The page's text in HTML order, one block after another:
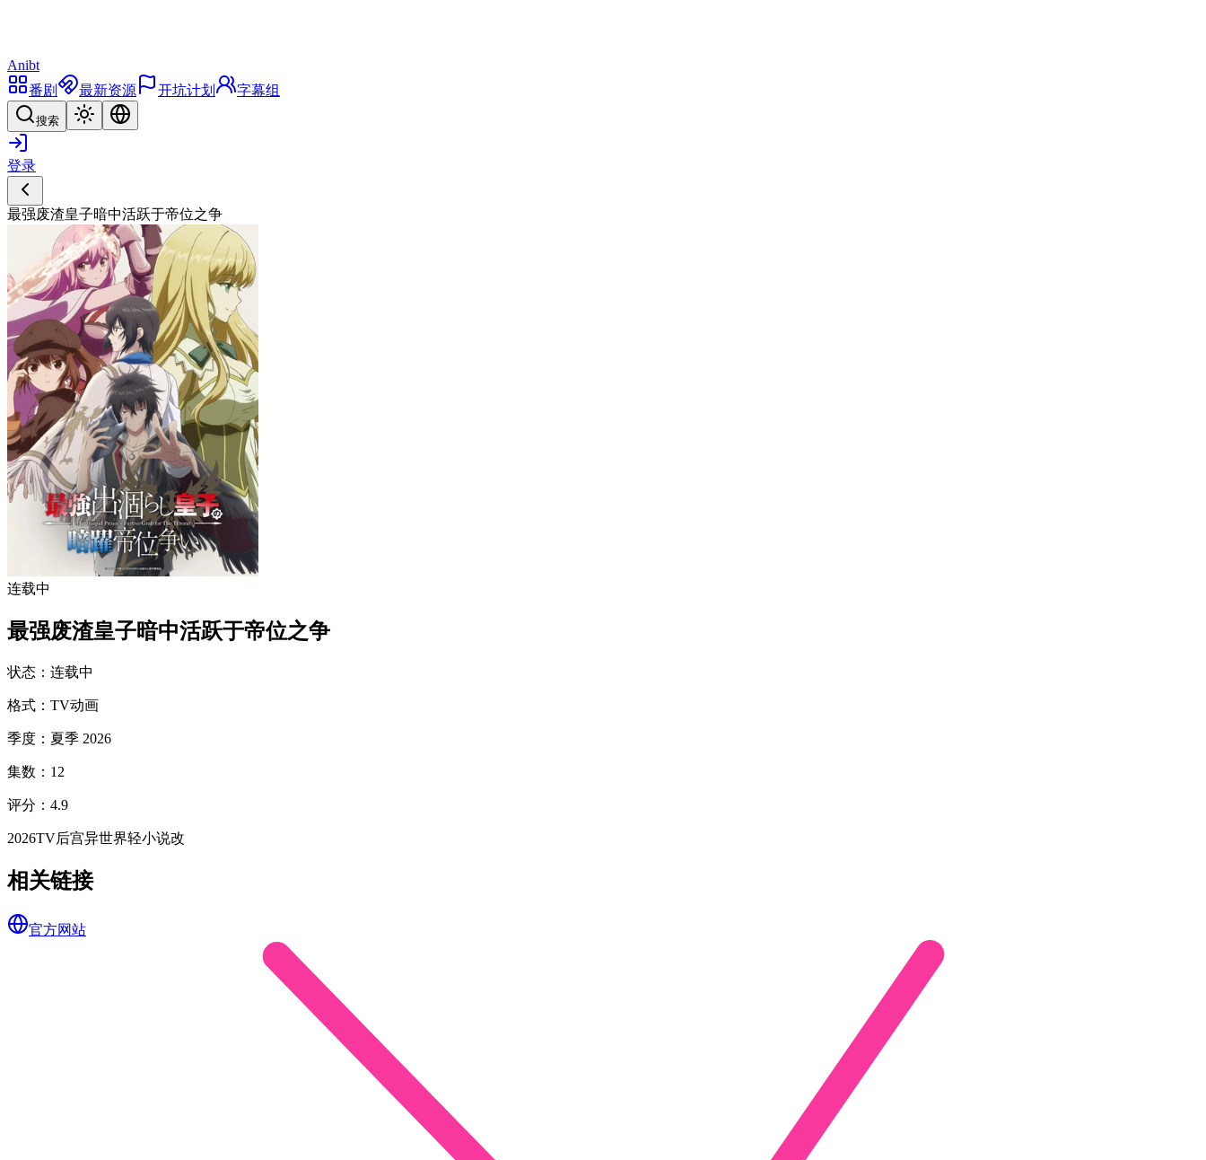
Anibt
番剧
最新资源 开坑计划 字幕组
搜索
登录
最强废渣皇子暗中活跃于帝位之争
连载中
最强废渣皇子暗中活跃于帝位之争
状态 ： 连载中
格式 ： TV动画
季度 ： 夏季 2026
集数 ： 12
评分 ： 4.9
2026TV后宫异世界轻小说改
相关链接
官方网站